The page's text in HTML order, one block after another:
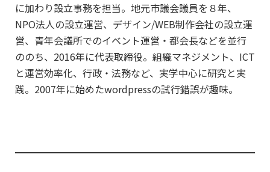
に加わり設立事務を担当。地元市議会議員を８年、
NPO法人の設立運営、デザイン/WEB制作会社の設立運
営、青年会議所でのイベント運営・都会長などを並行
ののち、2016年に代表取締役。組織マネジメント、ICT
と運営効率化、行政・法務など、実学中心に研究と実
践。2007年に始めたwordpressの試行錯誤が趣味。